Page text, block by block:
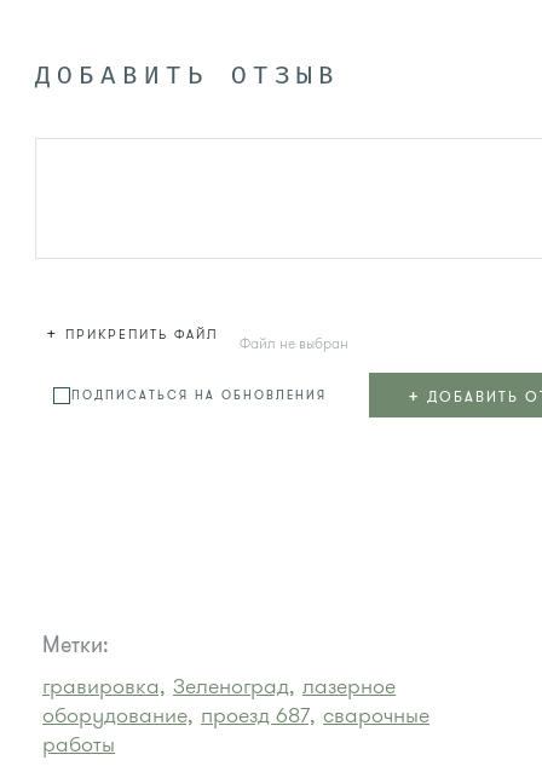
ДОБАВИТЬ ОТЗЫВ
+ ПРИКРЕПИТЬ ФАЙЛ Файл не выбран
ПОДПИСАТЬСЯ НА ОБНОВЛЕНИЯ + ДОБАВИТЬ
Метки:
гравировка, Зеленоград, лазерное
оборудование, проезд 687, сварочные
работы